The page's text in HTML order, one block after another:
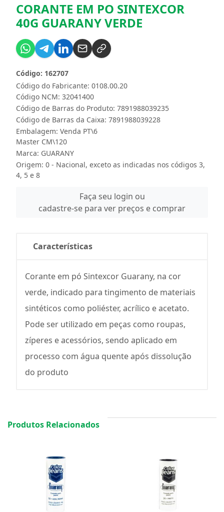
CORANTE EM PO SINTEXCOR
40G GUARANY VERDE
Código do Fabricante: 0108.00.20
Código: 162707
Código NCM: 32041400
Código de Barras do Produto: 7891988039235
Código de Barras da Caixa: 7891988039228
Embalagem: Venda PT\6
Master CM\120
Marca: GUARANY
Origem: 0 - Nacional, exceto as indicadas nos códigos 3,
4, 5 e 8
Faça seu login ou
cadastre-se para ver preços e comprar
Características
Corante em pó Sintexcor Guarany, na cor
verde, indicado para tingimento de materiais
sintéticos como poliéster, acrílico e acetato.
Pode ser utilizado em peças como roupas,
zíperes e acessórios, sendo aplicado em
processo com água quente após dissolução
do produto
Produtos Relacionados